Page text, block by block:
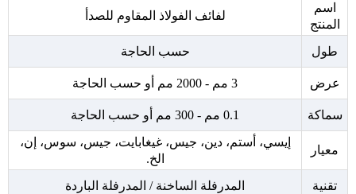
اسم
المنتج
لفائف الفولاذ المقاوم للصدأ
طول حسب الحاجة
عرض 3 مم - 2000 مم أو حسب الحاجة
سماكة 0.1 مم - 300 مم أو حسب الحاجة
معيار
إيسي، أستم، دين، جيس، غيغابايت، جيس، سوس، إن،
الخ.
تقنية
المدرفلة الساخنة / المدرفلة الباردة